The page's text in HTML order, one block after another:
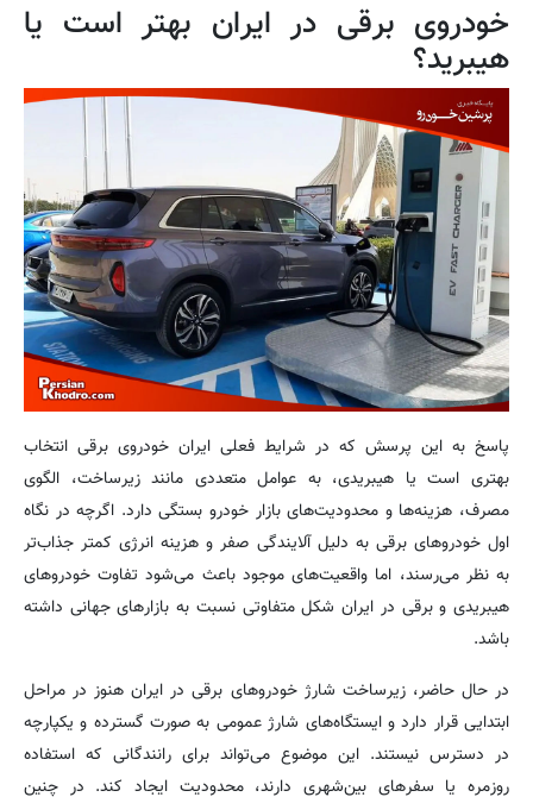
خودروی برقی در ایران بهتر است یا
هیبرید؟
پاسخ به این پرسش که در شرایط فعلی ایران خودروی برقی انتخاب
بهتری است یا هیبریدی، به عوامل متعددی مانند زیرساخت، الگوی
مصرف، هزینه‌ها و محدودیت‌های بازار خودرو بستگی دارد. اگرچه در نگاه
اول خودروهای برقی به دلیل آلایندگی صفر و هزینه انرژی کمتر جذاب‌تر
به نظر می‌رسند، اما واقعیت‌های موجود باعث می‌شود تفاوت خودروهای
هیبریدی و برقی در ایران شکل متفاوتی نسبت به بازارهای جهانی داشته
باشد.
در حال حاضر، زیرساخت شارژ خودروهای برقی در ایران هنوز در مراحل
ابتدایی قرار دارد و ایستگاه‌های شارژ عمومی به صورت گسترده و یکپارچه
در دسترس نیستند. این موضوع می‌تواند برای رانندگانی که استفاده
روزمره یا سفرهای بین‌شهری دارند، محدودیت ایجاد کند. در چنین